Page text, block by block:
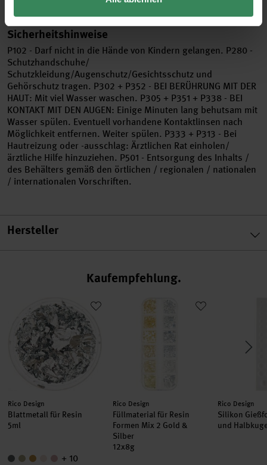
Sicherheitshinweise
P102 - Darf nicht in die Hände von Kindern gelangen. P280 -
Schutzhandschuhe/
Schutzkleidung/Augenschutz/Gesichtsschutz und
Gehörschutz tragen. P302 + P352 - BEI BERÜHRUNG MIT DER
HAUT: Mit viel Wasser waschen. P305 + P351 + P338 - BEI
KONTAKT MIT DEN AUGEN: Einige Minuten lang behutsam mit
Wasser spülen. Eventuell vorhandene Kontaktlinsen nach
Möglichkeit entfernen. Weiter spülen. P333 + P313 - Bei
Hautreizung oder -ausschlag: Ärztlichen Rat einholen/
ärztliche Hilfe hinzuziehen. P501 - Entsorgung des Inhalts /
des Behälters gemäß den örtlichen / regionalen / nationalen
/ internationalen Vorschriften.
Hersteller
Kaufempfehlung
Blattmetall für Resin
Hersteller:
Rico Design
Blattmetall für Resin
5ml
+ 10
Füllmaterial für Resin Formen Mix 2
Hersteller:
Rico Design
Füllmaterial für Resin
Formen Mix 2 Gold &
Silber
12x8g
Hersteller:
Rico Design
Silikon
und